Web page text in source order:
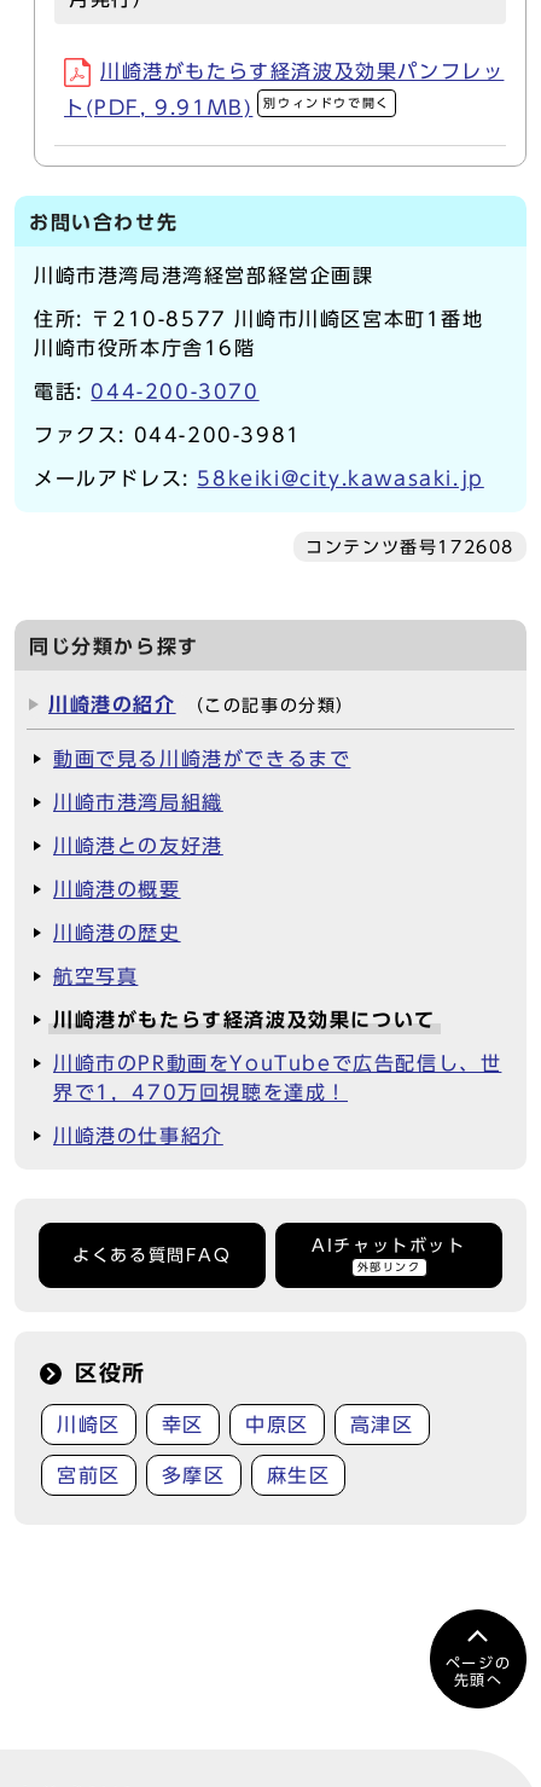
川崎港がもたらす経済波及効果パンフレッ
ト(PDF, 9.91MB)
別ウィンドウで開く
お問い合わせ先
川崎市港湾局港湾経営部経営企画課
住所: 〒210-8577 川崎市川崎区宮本町1番地
川崎市役所本庁舎16階
電話: 044-200-3070
ファクス: 044-200-3981
メールアドレス: 58keiki@city.kawasaki.jp
コンテンツ番号172608
同じ分類から探す
川崎港の紹介 （この記事の分類）
動画で見る川崎港ができるまで
川崎市港湾局組織
川崎港との友好港
川崎港の概要
川崎港の歴史
航空写真
川崎港がもたらす経済波及効果について
川崎市のPR動画をYouTubeで広告配信し、世
界で1，470万回視聴を達成！
川崎港の仕事紹介
よくある質問FAQ
AIチャットボット
外部リンク
区役所
川崎区 幸区 中原区 高津区
宮前区 多摩区 麻生区
ページの
先頭へ